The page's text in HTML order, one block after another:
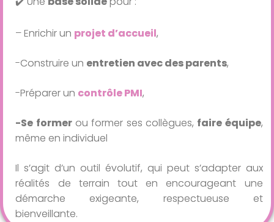
– Enrichir un projet d’accueil,
-Construire un entretien avec des parents,
-Préparer un contrôle PMI,
-Se formerou former ses collègues, faire équipe,
même en individuel
Il s’agit d’un outil évolutif, qui peut s’adapter aux
réalités de terrain tout en encourageant une
démarche exigeante, respectueuse et
bienveillante.